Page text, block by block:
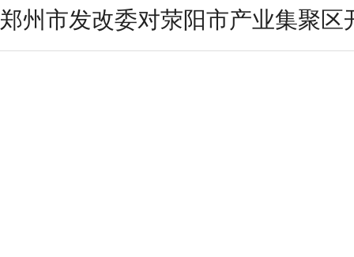
郑州市发改委对荥阳市产业集聚区